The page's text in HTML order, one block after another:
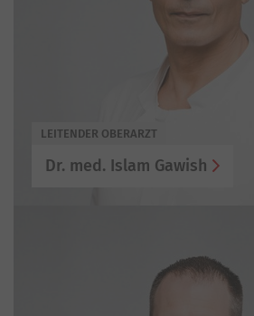
LEITENDER OBERARZT
Dr. med. Islam Gawish